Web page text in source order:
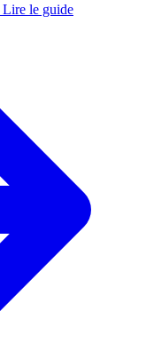
Lire le guide